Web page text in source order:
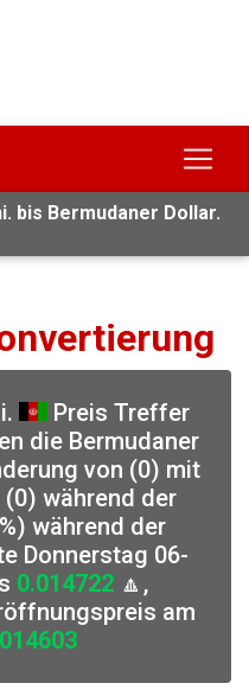
bis Bermudaner Dollar.
Preis Treffer
die Bermudaner
von (0) mit
während der
während der
Donnerstag 06-
0.014722 🔼,
am